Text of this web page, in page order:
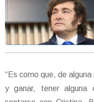
“Es como que, de
y ganar, tener alguna